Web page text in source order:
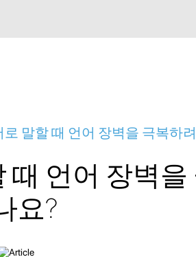
말할 때 언어 장벽을 극복하
때 언어 장벽을
요?